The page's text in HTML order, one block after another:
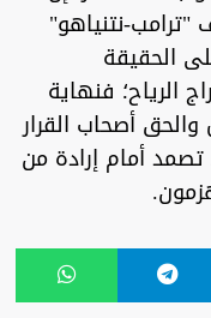
نتنياهو"
الحقيقة
الرياح؛ فنهاية
أصحاب القرار
تصمد أمام إرادة من